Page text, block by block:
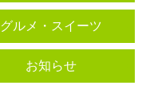
グルメ・スイーツ
お知らせ